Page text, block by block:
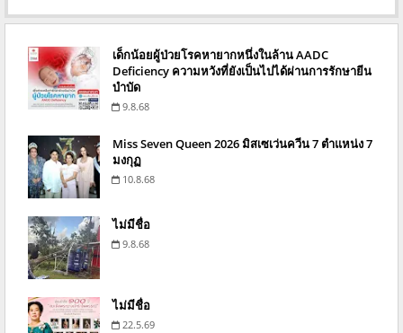
เด็กน้อยผู้ป่วยโรคหายากหนึ่งในล้าน AADC
Deficiency ความหวังที่ยังเป็นไปได้ผ่านการรักษายีน
บำบัด
9.8.68
Miss Seven Queen 2026 มิสเซเว่นควีน 7 ตำแหน่ง 7
มงกุฏ
10.8.68
ไม่มีชื่อ
9.8.68
ไม่มีชื่อ
22.5.69